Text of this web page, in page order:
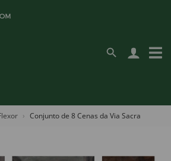
Conjunto de 8 Cenas da Via Sacra